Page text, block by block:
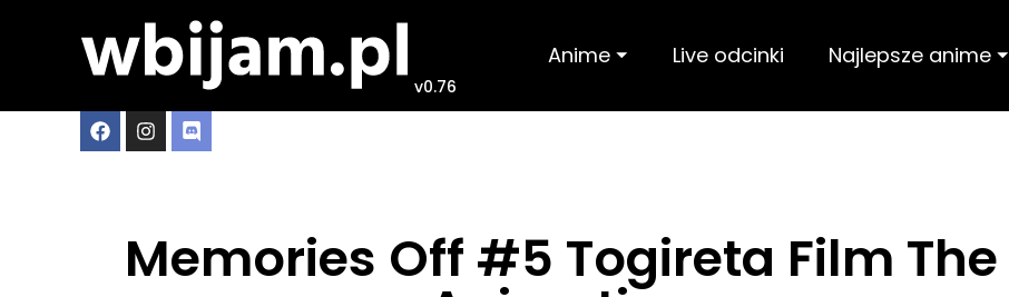
v0.76
Anime ⏷ Live odcinki Najlepsze anime ⏷
Memories Off #5 Togireta Film The